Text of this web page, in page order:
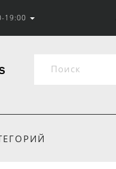
19:00